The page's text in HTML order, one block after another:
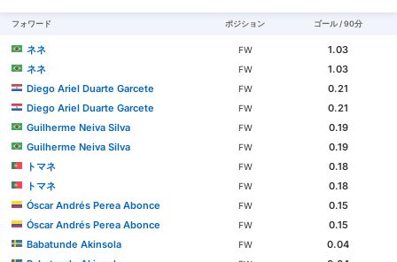
フォワード ポジション ゴール / 90分
ネネ FW
1.03
ネネ
FW
1.03
Diego Ariel Duarte Garcete
FW
0.21
Diego Ariel Duarte Garcete
FW
0.21
Guilherme Neiva Silva
FW
0.19
Guilherme Neiva Silva
FW
0.19
トマネ
FW
0.18
トマネ
FW
0.18
Óscar Andrés Perea Abonce
FW
0.15
Óscar Andrés Perea Abonce
FW
0.15
Babatunde Akinsola
FW
0.04